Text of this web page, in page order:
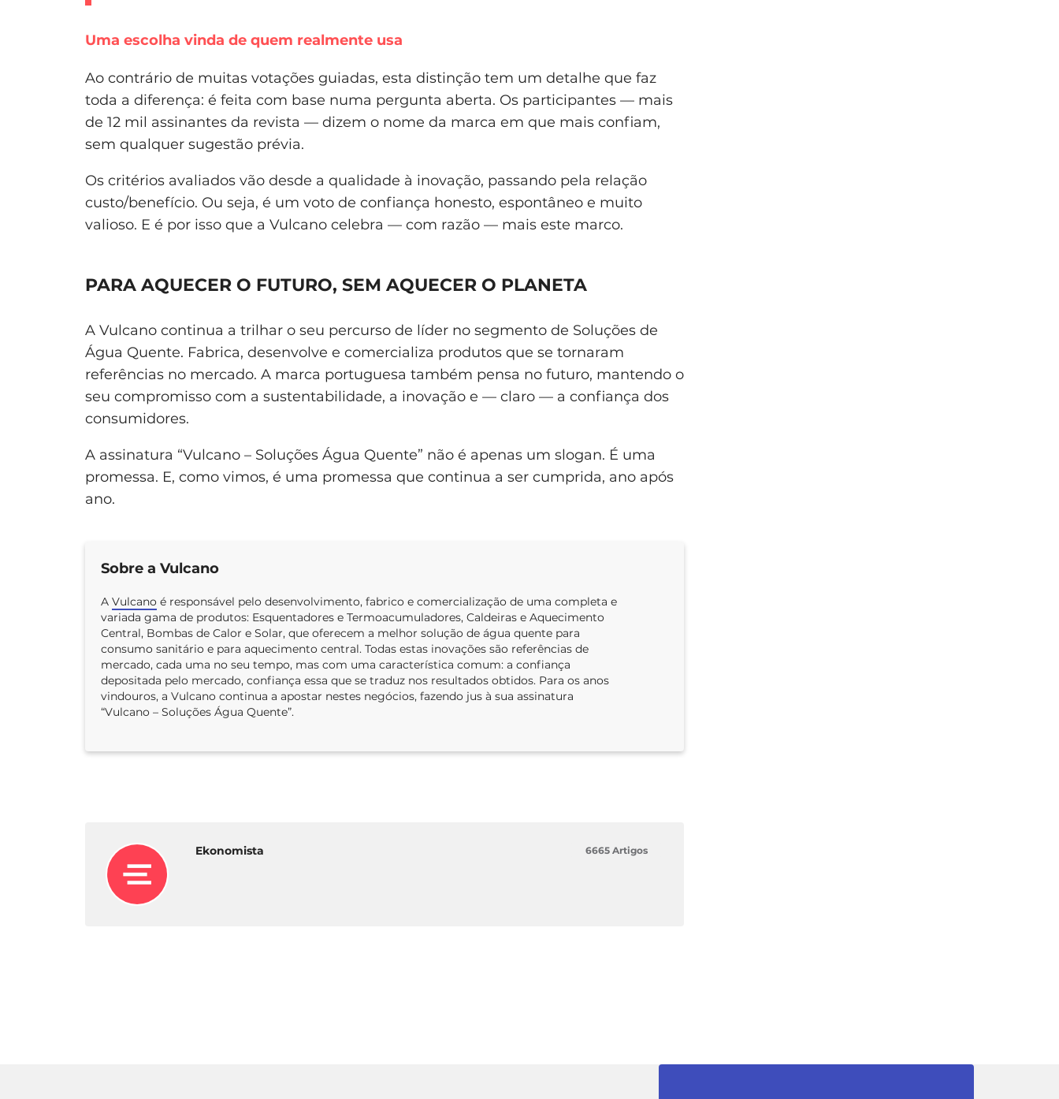
Uma escolha vinda de quem realmente usa
Ao contrário de muitas votações guiadas, esta distinção tem um detalhe que faz
toda a diferença: é feita com base numa pergunta aberta. Os participantes — mais
de 12 mil assinantes da revista — dizem o nome da marca em que mais confiam,
sem qualquer sugestão prévia.
Os critérios avaliados vão desde a qualidade à inovação, passando pela relação
custo/benefício. Ou seja, é um voto de confiança honesto, espontâneo e muito
valioso. E é por isso que a Vulcano celebra — com razão — mais este marco.
PARA AQUECER O FUTURO, SEM AQUECER O PLANETA
A Vulcano continua a trilhar o seu percurso de líder no segmento de Soluções de
Água Quente. Fabrica, desenvolve e comercializa produtos que se tornaram
referências no mercado. A marca portuguesa também pensa no futuro, mantendo o
seu compromisso com a sustentabilidade, a inovação e — claro — a confiança dos
consumidores.
A assinatura “Vulcano – Soluções Água Quente” não é apenas um slogan. É uma
promessa. E, como vimos, é uma promessa que continua a ser cumprida, ano após
ano.
Sobre a Vulcano
A Vulcano é responsável pelo desenvolvimento, fabrico e comercialização de uma completa e
variada gama de produtos: Esquentadores e Termoacumuladores, Caldeiras e Aquecimento
Central, Bombas de Calor e Solar, que oferecem a melhor solução de água quente para
consumo sanitário e para aquecimento central. Todas estas inovações são referências de
mercado, cada uma no seu tempo, mas com uma característica comum: a confiança
depositada pelo mercado, confiança essa que se traduz nos resultados obtidos. Para os anos
vindouros, a Vulcano continua a apostar nestes negócios, fazendo jus à sua assinatura
“Vulcano – Soluções Água Quente”.
Ekonomista 6665 Artigos